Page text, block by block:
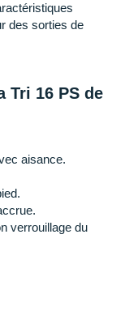
des sorties de
Tri 16 PS de
aisance.
verrouillage du